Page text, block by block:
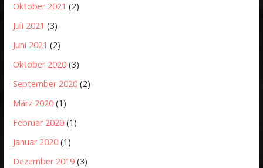
Oktober 2021 (2)
Juli 2021 (3)
Juni 2021 (2)
Oktober 2020 (3)
September 2020 (2)
März 2020 (1)
Februar 2020 (1)
Januar 2020 (1)
Dezember 2019 (3)